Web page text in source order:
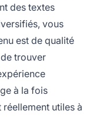
des textes
vous
est de qualité
trouver
à la fois
utiles à